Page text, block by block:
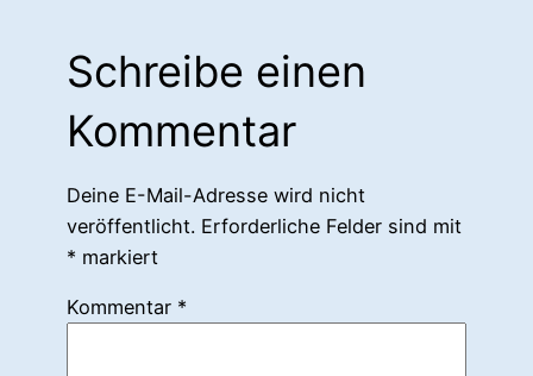
Schreibe einen
Kommentar
Deine E-Mail-Adresse wird nicht
veröffentlicht. Erforderliche Felder sind mit
* markiert
Kommentar *